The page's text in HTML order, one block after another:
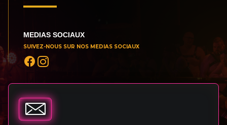
MEDIAS SOCIAUX
SUIVEZ-NOUS SUR NOS MEDIAS SOCIAUX